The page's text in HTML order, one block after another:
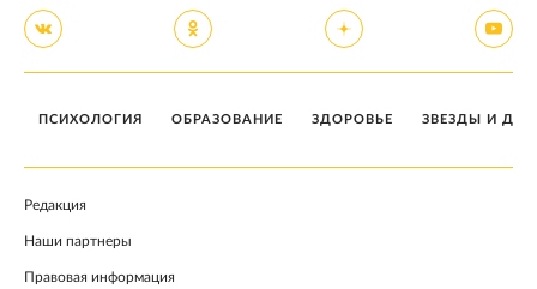
ПСИХОЛОГИЯ ОБРАЗОВАНИЕ ЗДОРОВЬЕ ЗВЕЗДЫ И
Редакция
Наши партнеры
Правовая информация